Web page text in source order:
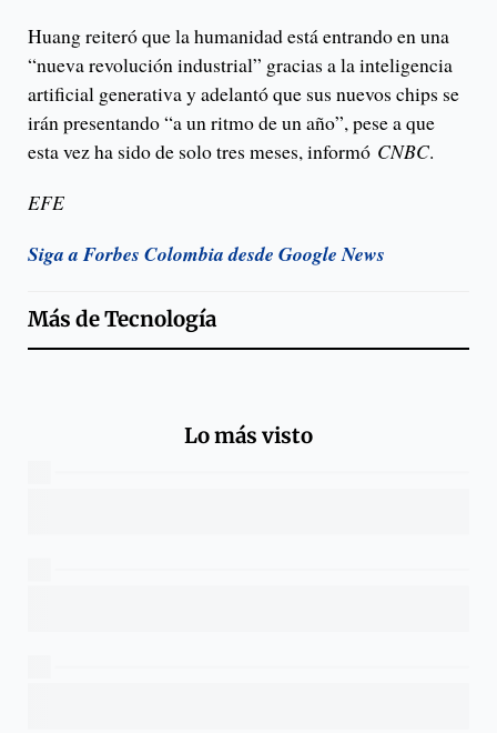
Huang reiteró que la humanidad está entrando en una
“nueva revolución industrial” gracias a la inteligencia
artificial generativa y adelantó que sus nuevos chips se
irán presentando “a un ritmo de un año”, pese a que
esta vez ha sido de solo tres meses, informó CNBC.
EFE
Siga a Forbes Colombia desde Google News
Más deTecnología
Lo más visto